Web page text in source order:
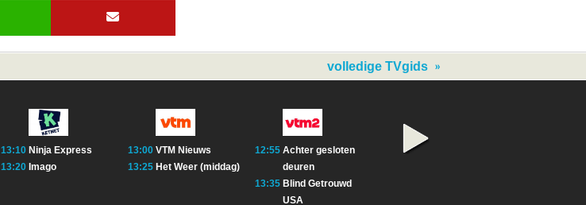
volledige TVgids
13:10 Ninja Express
13:20 Imago
13:00 VTM Nieuws
13:25 Het Weer (middag)
12:55 Achter gesloten
deuren
13:35 Blind Getrouwd
USA
09:00 Geen uitzending